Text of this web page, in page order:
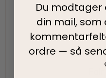
5-Stjernet
Vi har topscore på
Trustpilot - Vi er
Du
din mail, som
ordre — så